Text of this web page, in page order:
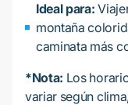
Ideal para:
montaña
caminata más
*Nota: Los
variar según